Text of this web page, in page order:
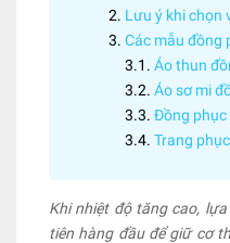
Lưu ý khi chọn
Các mẫu đồng
Áo thun
Áo sơ mi
Đồng phục
Trang
Khi nhiệt độ tăng cao,
tiên hàng đầu để giữ cơ